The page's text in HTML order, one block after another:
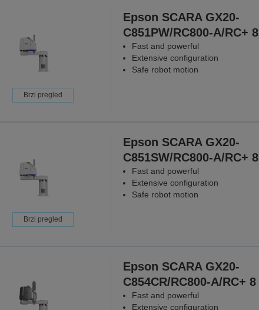
Brzi pregled
Epson SCARA GX20-
C851PW/RC800-A/RC+ 8
Fast and powerful
Extensive configuration
Safe robot motion
Brzi pregled
Epson SCARA GX20-
C851SW/RC800-A/RC+ 8
Fast and powerful
Extensive configuration
Safe robot motion
Epson SCARA GX20-
C854CR/RC800-A/RC+ 8
Fast and powerful
Extensive configuration